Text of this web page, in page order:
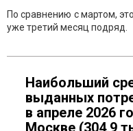
По сравнению с мартом,
уже третий месяц подряд.
Наибольший
выданных
в апреле 2026
Москве (304,9